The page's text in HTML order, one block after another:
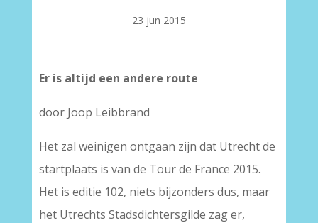
23 jun 2015
Er is altijd een andere route
door Joop Leibbrand
Het zal weinigen ontgaan zijn dat Utrecht de
startplaats is van de Tour de France 2015.
Het is editie 102, niets bijzonders dus, maar
het Utrechts Stadsdichtersgilde zag er,